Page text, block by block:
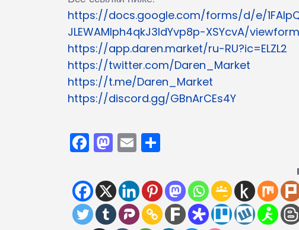
https://docs.google.com/forms/d/e/
JLEWAMIph4qkJ3IdYvp8p-XSYcvA/viewform
https://app.daren.market/ru-RU?ic=ELZL2
https://twitter.com/Daren_Market
https://t.me/Daren_Market
https://discord.gg/GBnArCEs4Y
Facebook
Mastodon
Email